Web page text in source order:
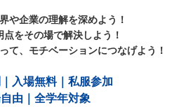
や企業の理解を深めよう！
点をその場で解決しよう！
て、モチベーションにつなげよう！
入場無料｜私服参加
由｜全学年対象